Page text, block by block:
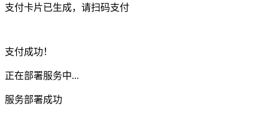
支付卡片已生成，请扫码支付
支付成功！
正在部署服务中...
服务部署成功